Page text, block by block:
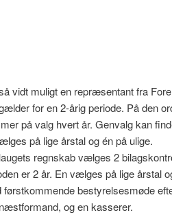
vidt muligt en repræsentant fra
for en 2-årig periode. På den
på valg hvert år. Genvalg kan
på lige årstal og én på ulige.
regnskab vælges 2
er 2 år. En vælges på lige årstal
bestyrelsesmøde
og en kasserer.